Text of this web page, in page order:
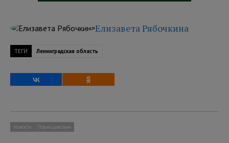
Елизавета Рябочкина
ТЕГИ Ленинградская область
Новости Происшествия